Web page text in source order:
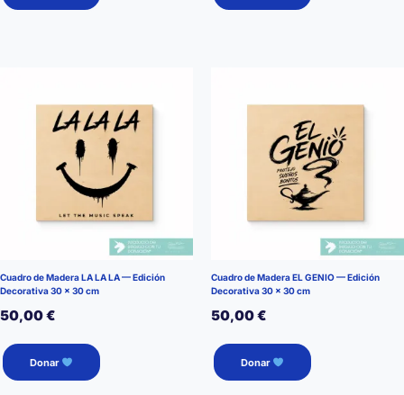
Cuadro de Madera LA LA LA — Edición
Decorativa 30 × 30 cm
50,00€
Donar
Cuadro de Madera EL GENIO — Edición
Decorativa 30 × 30 cm
50,00€
Donar